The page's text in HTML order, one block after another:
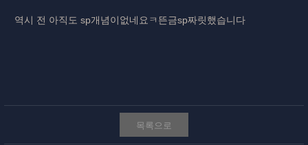
역시 전 아직도 sp개념이없네요ㅋ뜬금sp짜릿했습니다
목록으로